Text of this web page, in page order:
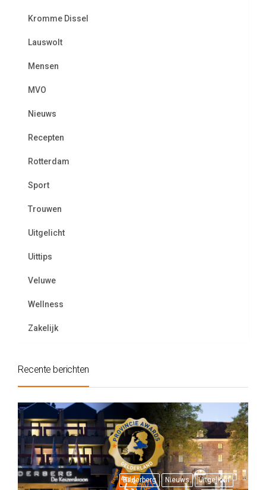
Kromme Dissel
Lauswolt
Mensen
MVO
Nieuws
Recepten
Rotterdam
Sport
Trouwen
Uitgelicht
Uittips
Veluwe
Wellness
Zakelijk
Recente berichten
Bilderberg Nieuws Uitgelicht